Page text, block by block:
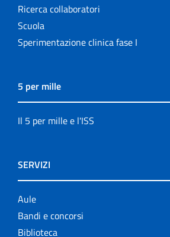
Ricerca collaboratori
Scuola
Sperimentazione clinica fase I
5 per mille
Il 5 per mille e l'ISS
SERVIZI
Aule
Bandi e concorsi
Biblioteca